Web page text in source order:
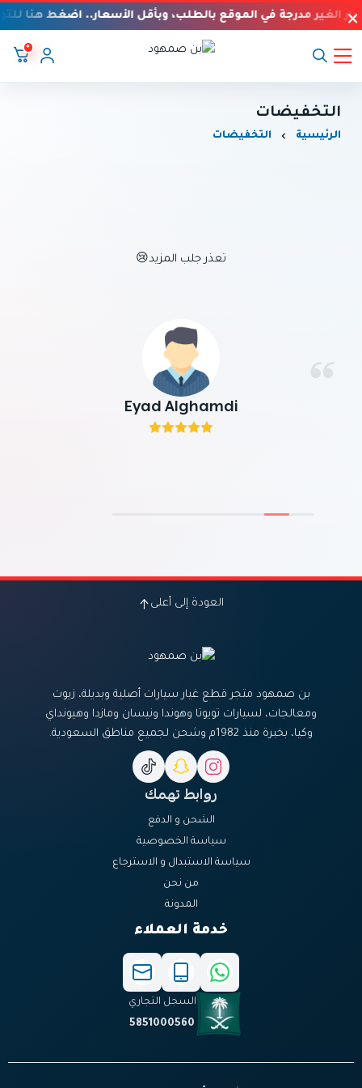
الغير مدرجة في الموقع بالطلب، وبأقل الأسعار.. اضغط هنا
٠
التخفيضات
الرئيسية التخفيضات
تعذر جلب المزيد😢
Eyad Alghamdi
العودة إلى أعلى
بن صمهود متجر قطع غيار سيارات أصلية وبديلة، زيوت
ومعالجات، لسيارات تويوتا وهوندا ونيسان ومازدا وهيونداي
وكيا، بخبرة منذ 1982م وشحن لجميع مناطق السعودية.
روابط تهمك
الشحن و الدفع
سياسة الخصوصية
سياسة الاستبدال و الاسترجاع
من نحن
المدونة
خدمة العملاء
السجل التجاري
5851000560